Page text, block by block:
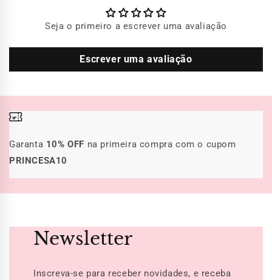
Seja o primeiro a escrever uma avaliação
Escrever uma avaliação
Garanta 10% OFF na primeira compra com o cupom
PRINCESA10
Newsletter
Inscreva-se para receber novidades, e receba